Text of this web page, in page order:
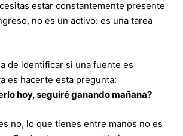
estar constantemente presente
no es un activo: es una tarea
de identificar si una fuente es
es hacerte esta pregunta:
hoy, seguiré ganando mañana?
no, lo que tienes entre manos no es